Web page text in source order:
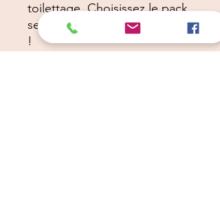
toilettage. Choisissez le pack
selon la taille de votre animal
!